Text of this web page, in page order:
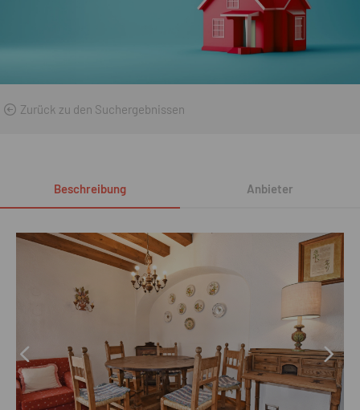
Zurück zu den Suchergebnissen
Beschreibung Anbieter